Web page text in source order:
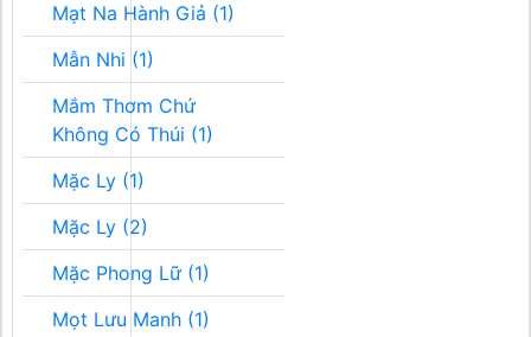
Mạt Na Hành Giả (1)
Mẫn Nhi (1)
Mắm Thơm Chứ
Không Có Thúi (1)
Mặc Ly (1)
Mặc Ly (2)
Mặc Phong Lữ (1)
Mọt Lưu Manh (1)